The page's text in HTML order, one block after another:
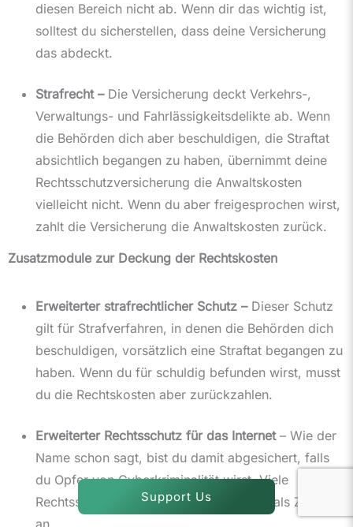
diesen Bereich nicht ab. Wenn dir das wichtig ist,
solltest du sicherstellen, dass deine Versicherung
das abdeckt.
Strafrecht –Die Versicherung deckt Verkehrs-,
Verwaltungs- und Fahrlässigkeitsdelikte ab. Wenn
die Behörden dich aber beschuldigen, die Straftat
absichtlich begangen zu haben, übernimmt deine
Rechtsschutzversicherung die Anwaltskosten
vielleicht nicht. Wenn du aber freigesprochen wirst,
zahlt die Versicherung die Anwaltskosten zurück.
Zusatzmodule zur Deckung der Rechtskosten
Erweiterter strafrechtlicher Schutz – Dieser Schutz
gilt für Strafverfahren, in denen die Behörden dich
beschuldigen, vorsätzlich eine Straftat begangen zu
haben. Wenn du für schuldig befunden wirst, musst
du die Rechtskosten aber zurückzahlen.
Erweiterter Rechtsschutz für das Internet– Wie der
Name schon sagt, bist du damit abgesichert, falls
du Opfer von Cyberkriminalität wirst. Viele
Rechtsschutzversicherungen bieten das als Zusatz
Support Us